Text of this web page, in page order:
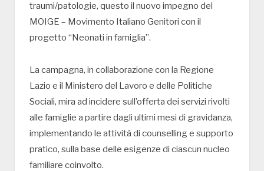
traumi/patologie, questo il nuovo impegno del
MOIGE – Movimento Italiano Genitori con il
progetto “Neonati in famiglia”.
La campagna, in collaborazione con la Regione
Lazio e il Ministero del Lavoro e delle Politiche
Sociali, mira ad incidere sull’offerta dei servizi rivolti
alle famiglie a partire dagli ultimi mesi di gravidanza,
implementando le attività di counselling e supporto
pratico, sulla base delle esigenze di ciascun nucleo
familiare coinvolto.